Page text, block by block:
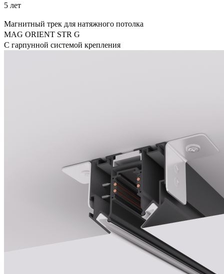
5 лет
Магнитный трек для натяжного потолка
MAG ORIENT STR G
С гарпунной системой крепления